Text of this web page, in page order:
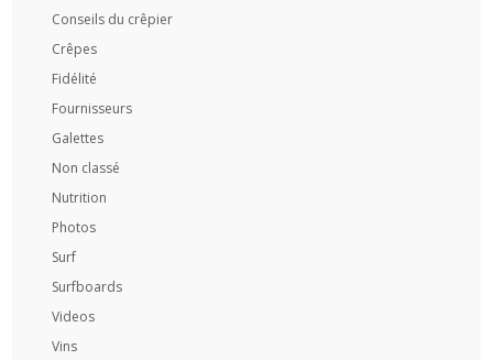
Conseils du crêpier
Crêpes
Fidélité
Fournisseurs
Galettes
Non classé
Nutrition
Photos
Surf
Surfboards
Videos
Vins